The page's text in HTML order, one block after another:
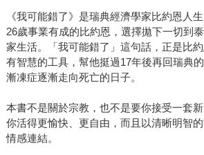
者心中的「年度之書」。許多人說，掩
感覺到心溫暖了起來，這不是一本悲傷
之書，會讓人思考人生，想要放在床頭
翻開重讀。 除了來自圓神執行長身為出
這句話所激起的共鳴。讀完書的同事們
了」、「我錯了」、「我真的錯了」作
白，打開EMAIL，我不禁會心一笑，同
《我可能錯了》是瑞典經濟學家比約恩人生
26歲事業有成的比約恩，選擇拋下一切到
家生活。「我可能錯了」這句話，正是比
有智慧的工具，幫他挺過17年後再回瑞典
漸凍症逐漸走向死亡的日子。
本書不是關於宗教，也不是要你接受一套
你活得更愉快、更自由，而且以清晰明智
情感連結。